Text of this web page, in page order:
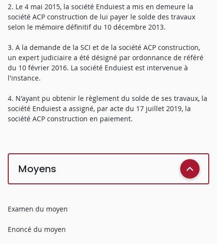
2. Le 4 mai 2015, la société Enduiest a mis en demeure la
société ACP construction de lui payer le solde des travaux
selon le mémoire définitif du 10 décembre 2013.
3. A la demande de la SCI et de la société ACP construction,
un expert judiciaire a été désigné par ordonnance de référé
du 10 février 2016. La société Enduiest est intervenue à
l'instance.
4. N'ayant pu obtenir le règlement du solde de ses travaux, la
société Enduiest a assigné, par acte du 17 juillet 2019, la
société ACP construction en paiement.
Moyens
Examen du moyen
Enoncé du moyen